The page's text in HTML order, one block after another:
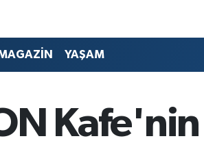
YAŞAM